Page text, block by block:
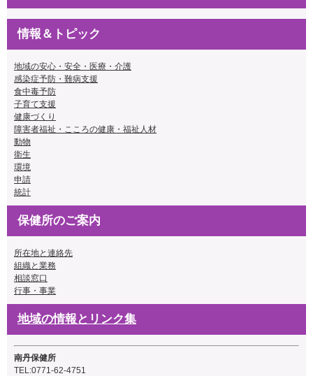
情報＆トピック
地域の安心・安全・医療・介護
感染症予防・難病支援
食中毒予防
子育て支援
健康づくり
障害者福祉・こころの健康・福祉人材
動物
衛生
環境
申請
統計
保健所のご案内
所在地と連絡先
組織と業務
相談窓口
行事・事業
地域の情報とリンク集
南丹保健所
TEL:0771-62-4751